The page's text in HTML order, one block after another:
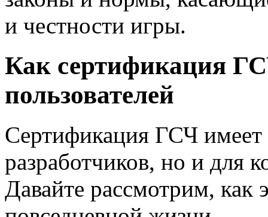
и честности игры.
Как сертификация
пользователей
Сертификация ГСЧ имеет
разработчиков, но и для
Давайте рассмотрим, как